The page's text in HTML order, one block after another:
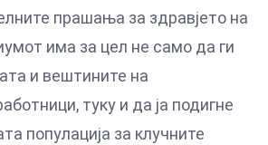
прашања за здравјето на
има за цел не само да ги
и вештините на
туку и да ја подигне
популација за клучните